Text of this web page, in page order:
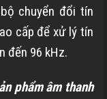
chuyển đổi tín
cấp để xử lý tín
đến 96 kHz.
phẩm âm thanh